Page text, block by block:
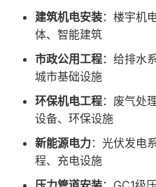
建筑机电安装：楼宇机
体、智能建筑
市政公用工程：给排水
城市基础设施
环保机电工程：废气处
设备、环保设施
新能源电力：光伏发电
程、充电设施